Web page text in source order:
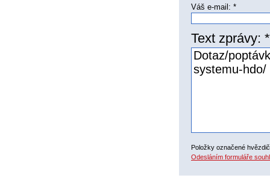
Váš e-mail: *
Text zprávy: *
Položky označené
Odesláním formuláře